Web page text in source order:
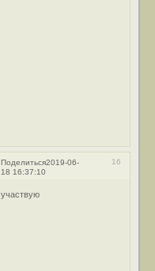
Поделиться 16
2019-06-
18 16:37:10
участвую